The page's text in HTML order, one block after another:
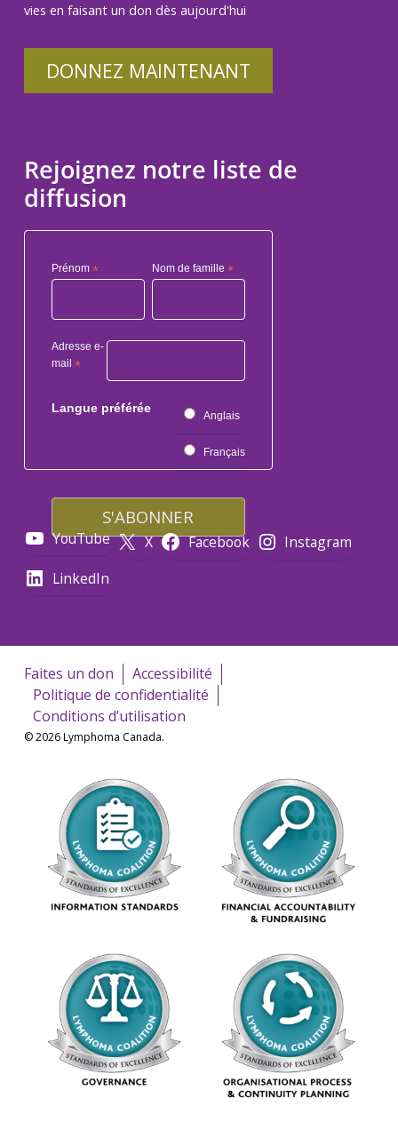
vies en faisant un don dès aujourd'hui
DONNEZ MAINTENANT
Rejoignez notre liste de
diffusion
Prénom * Nom de famille*
Adresse e-
mail *
Langue préférée
Anglais
Français
YouTube X Facebook
Instagram
LinkedIn
Faites un don
Accessibilité
Politique de confidentialité
Conditions d’utilisation
© 2026 Lymphoma Canada.